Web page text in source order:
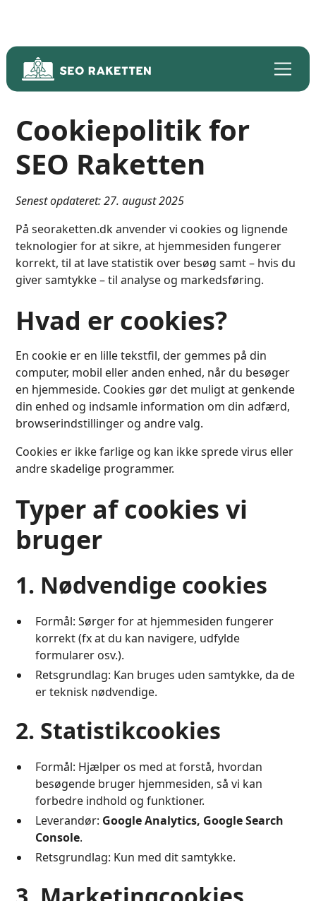
Cookiepolitik for
SEO Raketten
Senest opdateret: 27. august 2025
På seoraketten.dk anvender vi cookies og lignende
teknologier for at sikre, at hjemmesiden fungerer
korrekt, til at lave statistik over besøg samt – hvis du
giver samtykke – til analyse og markedsføring.
Hvad er cookies?
En cookie er en lille tekstfil, der gemmes på din
computer, mobil eller anden enhed, når du besøger
en hjemmeside. Cookies gør det muligt at genkende
din enhed og indsamle information om din adfærd,
browserindstillinger og andre valg.
Cookies er ikke farlige og kan ikke sprede virus eller
andre skadelige programmer.
Typer af cookies vi
bruger
1. Nødvendige cookies
Formål: Sørger for at hjemmesiden fungerer
korrekt (fx at du kan navigere, udfylde
formularer osv.).
Retsgrundlag: Kan bruges uden samtykke, da de
er teknisk nødvendige.
2. Statistikcookies
Formål: Hjælper os med at forstå, hvordan
besøgende bruger hjemmesiden, så vi kan
forbedre indhold og funktioner.
Leverandør: Google Analytics, Google Search
Console.
Retsgrundlag: Kun med dit samtykke.